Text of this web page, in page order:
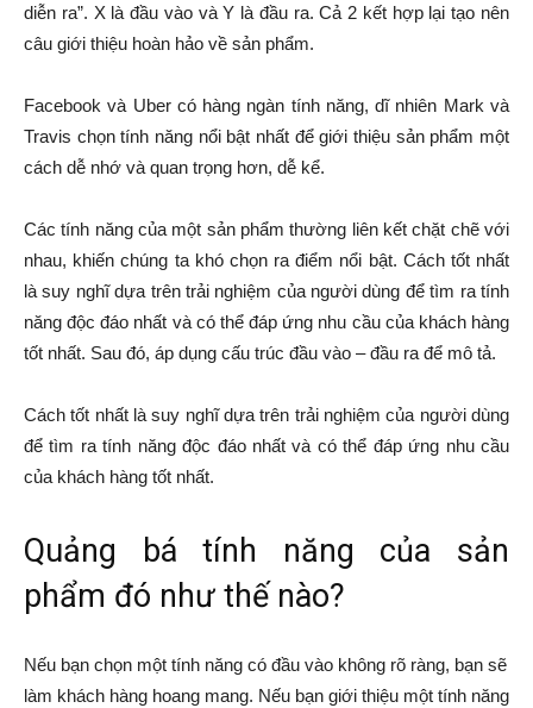
diễn ra”. X là đầu vào và Y là đầu ra. Cả 2 kết hợp lại tạo nên
câu giới thiệu hoàn hảo về sản phẩm.
Facebook và Uber có hàng ngàn tính năng, dĩ nhiên Mark và
Travis chọn tính năng nổi bật nhất để giới thiệu sản phẩm một
cách dễ nhớ và quan trọng hơn, dễ kể.
Các tính năng của một sản phẩm thường liên kết chặt chẽ với
nhau, khiến chúng ta khó chọn ra điểm nổi bật. Cách tốt nhất
là suy nghĩ dựa trên trải nghiệm của người dùng để tìm ra tính
năng độc đáo nhất và có thể đáp ứng nhu cầu của khách hàng
tốt nhất. Sau đó, áp dụng cấu trúc đầu vào – đầu ra để mô tả.
Cách tốt nhất là suy nghĩ dựa trên trải nghiệm của người dùng
để tìm ra tính năng độc đáo nhất và có thể đáp ứng nhu cầu
của khách hàng tốt nhất.
Quảng bá tính năng của sản
phẩm đó như thế nào?
Nếu bạn chọn một tính năng có đầu vào không rõ ràng, bạn sẽ
làm khách hàng hoang mang. Nếu bạn giới thiệu một tính năng